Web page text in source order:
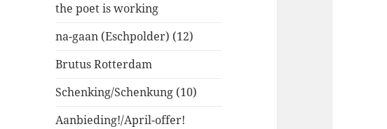
the poet is working
na-gaan (Eschpolder) (12)
Brutus Rotterdam
Schenking/Schenkung (10)
Aanbieding!/April-offer!